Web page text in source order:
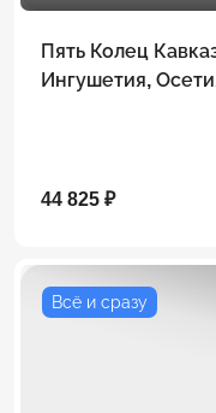
Пять Колец
Ингушетия,
44 825 ₽
Всё и сразу